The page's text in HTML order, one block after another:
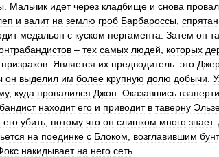
Мальчик идет через кладбище и снова
и валит на землю гроб Барбароссы
медальон с куском пергамента Затем он
– тех самых людей которых
призраков Является их предводитель: это
он выделил им более крупную долю добычи
, куда провалился Джон Оказавшись взаперти
находит его и приводит в таверну
его убить потому что он слишком много знает.
на поединке с Блоком возглавившим бунт
накидывает на него сеть